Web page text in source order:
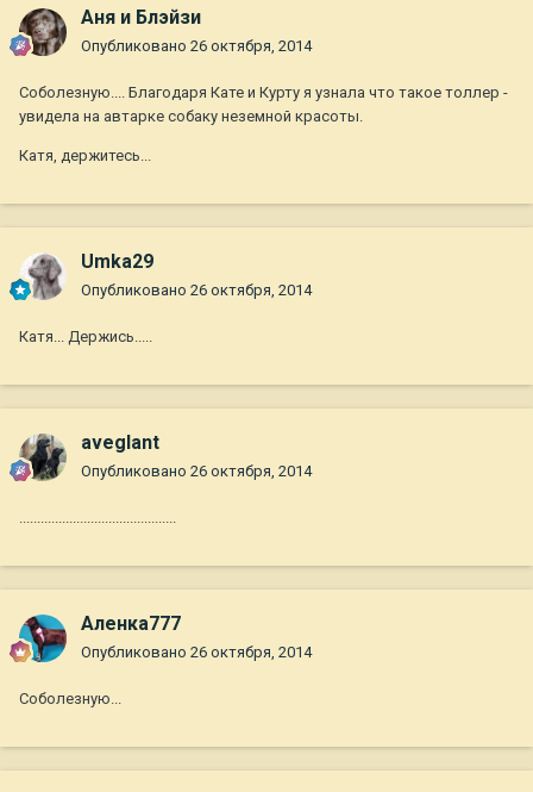
Аня и Блэйзи
Опубликовано 26 октября, 2014
Соболезную.... Благодаря Кате и Курту я узнала что такое толлер -
увидела на автарке собаку неземной красоты.
Катя, держитесь...
Umka29
Опубликовано 26 октября, 2014
Катя... Держись.....
aveglant
Опубликовано 26 октября, 2014
............................................
Аленка777
Опубликовано 26 октября, 2014
Соболезную...